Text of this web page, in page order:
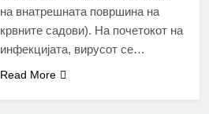
на внатрешната површина на
крвните садови). На почетокот на
инфекцијата, вирусот се…
Read More